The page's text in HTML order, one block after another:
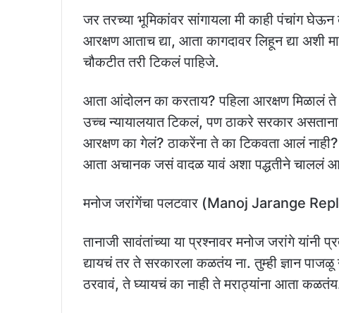
जर तरच्या भूमिकांवर सांगायला मी काही पंचांग
आरक्षण आताच द्या, आता कागदावर लिहून द्या अशी
चौकटीत तरी टिकलं पाहिजे.
आता आंदोलन का करताय? पहिला आरक्षण मिळालं
उच्च न्यायालयात टिकलं, पण ठाकरे सरकार
आरक्षण का गेलं? ठाकरेंना ते का टिकवता आलं नाही?
आता अचानक जसं वादळ यावं अशा पद्धतीने चाललं
मनोज जरांगेंचा पलटवार (Manoj Jarange
तानाजी सावंतांच्या या प्रश्नावर मनोज जरांगे
द्यायचं तर ते सरकारला कळतंय ना. तुम्ही ज्ञान
ठरवावं, ते घ्यायचं का नाही ते मराठ्यांना आता